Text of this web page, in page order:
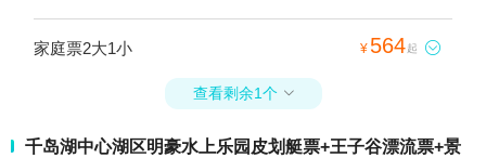
家庭票2大1小 ¥ 564起 
查看剩余1个 
千岛湖中心湖区明豪水上乐园皮划艇票+王子谷漂流票+景